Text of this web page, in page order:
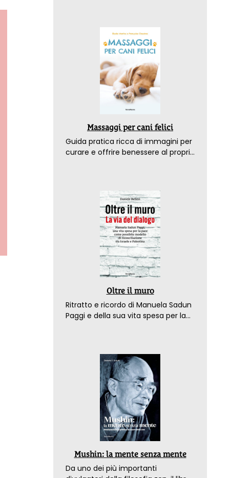
Massaggi per cani felici
Guida pratica ricca di immagini per
curare e offrire benessere al proprio
Oltre il muro
Ritratto e ricordo di Manuela Sadun
Paggi e della sua vita spesa per la
Mushin: la mente senza mente
Da uno dei più importanti